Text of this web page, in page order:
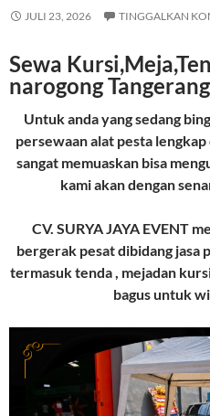
JULI 23, 2026 TINGGALKAN
Sewa
narogong Tangerang
Untuk anda yang sedang
persewaan alat pesta
sangat memuaskan bisa
kami akan dengan
CV. SURYA JAYA EVENT
bergerak pesat dibidang jasa
termasuk tenda , mejadan
bagus untuk